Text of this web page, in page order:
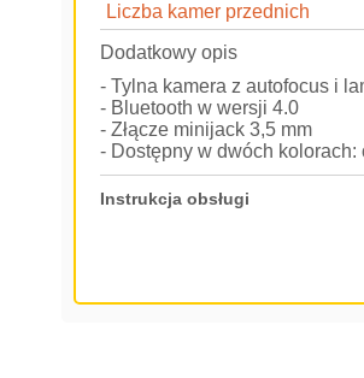
Liczba kamer przednich
Dodatkowy opis
- Tylna kamera z autofocus i
- Bluetooth w wersji 4.0
- Złącze minijack 3,5 mm
- Dostępny w dwóch kolorach:
Instrukcja obsługi